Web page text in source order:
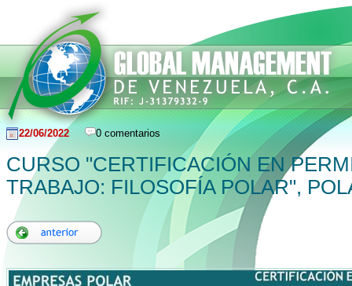
22/06/2022 0 comentarios
CURSO "CERTIFICACIÓN EN
TRABAJO: FILOSOFÍA POLAR",